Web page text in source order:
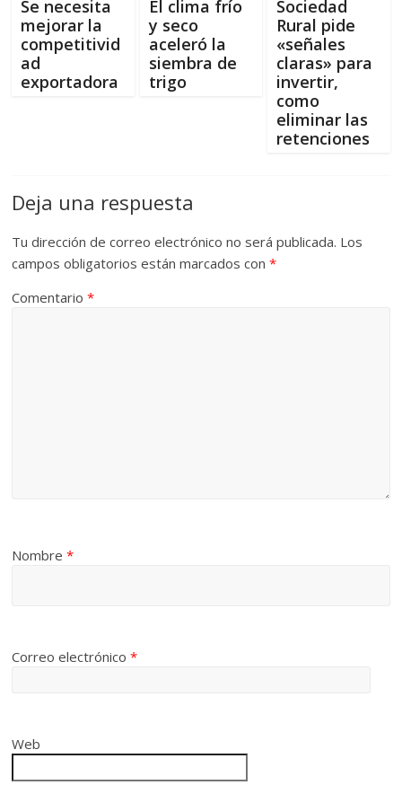
Se necesita
mejorar la
competitivid
ad
exportadora
El clima frío
y seco
aceleró la
siembra de
trigo
Sociedad
Rural pide
«señales
claras» para
invertir,
como
eliminar las
retenciones
Deja una respuesta
Tu dirección de correo electrónico no será publicada. Los
campos obligatorios están marcados con*
Comentario*
Nombre*
Correo electrónico*
Web